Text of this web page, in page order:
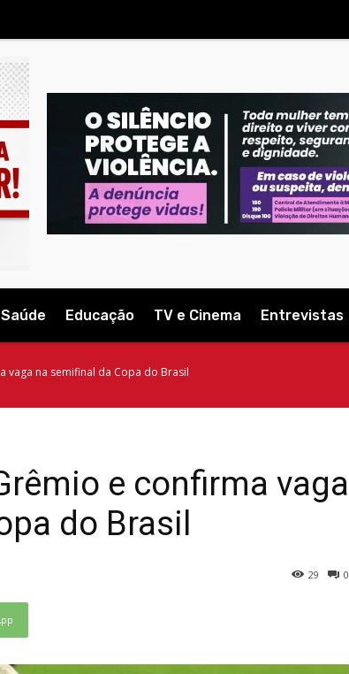
Saúde Educação TV e Cinema Entrevistas
vaga na semifinal da Copa do Brasil
e confirma vaga
do Brasil
0
29